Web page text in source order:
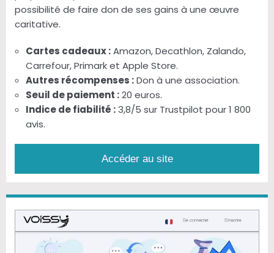
possibilité de faire don de ses gains à une œuvre
caritative.
Cartes cadeaux :Amazon, Decathlon, Zalando,
Carrefour, Primark et Apple Store.
Autres récompenses :Don à une association.
Seuil de paiement :20 euros.
Indice de fiabilité :3,8/5 sur Trustpilot pour 1 800
avis.
Accéder au site